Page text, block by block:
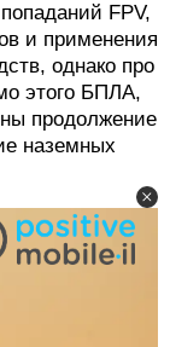
FPV,
и применения
однако про
этого БПЛА,
продолжение
наземных